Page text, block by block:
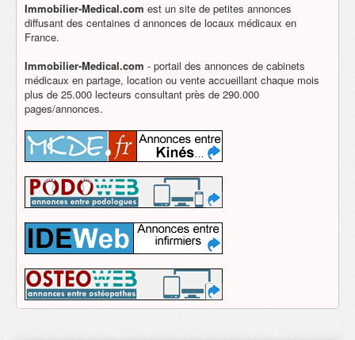
Immobilier-Medical.com est un site de petites annonces
diffusant des centaines d annonces de locaux médicaux en
France.
Immobilier-Medical.com - portail des annonces de cabinets
médicaux en partage, location ou vente accueillant chaque mois
plus de 25.000 lecteurs consultant près de 290.000
pages/annonces.